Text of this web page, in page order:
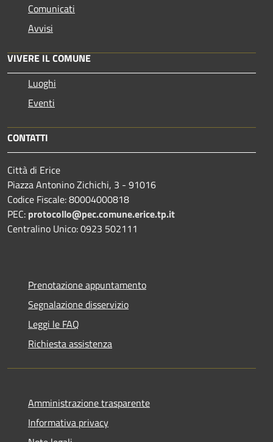
Comunicati
Avvisi
VIVERE IL COMUNE
Luoghi
Eventi
CONTATTI
Città di Erice
Piazza Antonino Zichichi, 3 - 91016
Codice Fiscale: 80004000818
PEC: protocollo@pec.comune.erice.tp.it
Centralino Unico: 0923 502111
Prenotazione appuntamento
Segnalazione disservizio
Leggi le FAQ
Richiesta assistenza
Amministrazione trasparente
Informativa privacy